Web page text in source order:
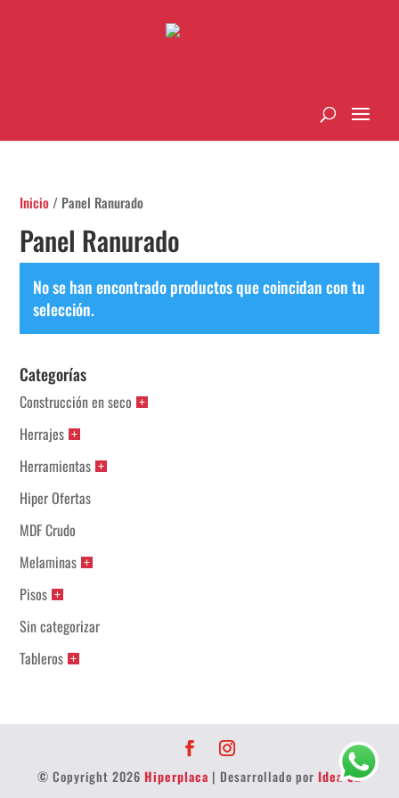
Inicio / Panel Ranurado
Panel Ranurado
No se han encontrado productos que coincidan con tu
selección.
Categorías
Construcción en seco
Herrajes
Herramientas
Hiper Ofertas
MDF Crudo
Melaminas
Pisos
Sin categorizar
Tableros
© Copyright 2026 Hiperplaca | Desarrollado por Idea 32